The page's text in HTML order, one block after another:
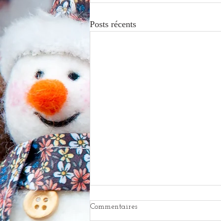
Posts récents
Marche traditionnelle du 28
février 2026
Commentaires